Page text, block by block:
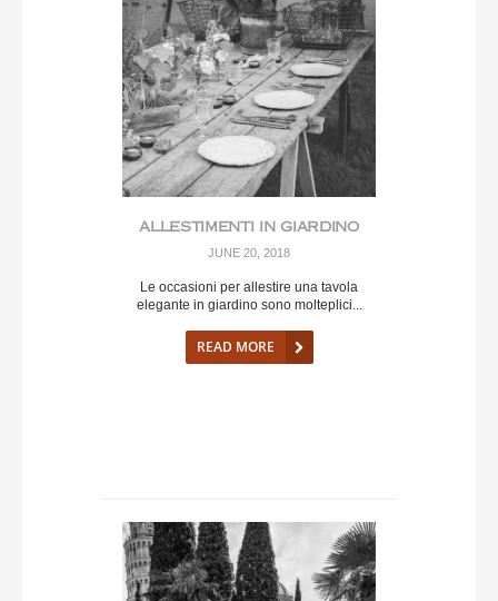
ALLESTIMENTI IN GIARDINO
JUNE 20, 2018
Le occasioni per allestire una tavola
elegante in giardino sono molteplici...
READ MORE